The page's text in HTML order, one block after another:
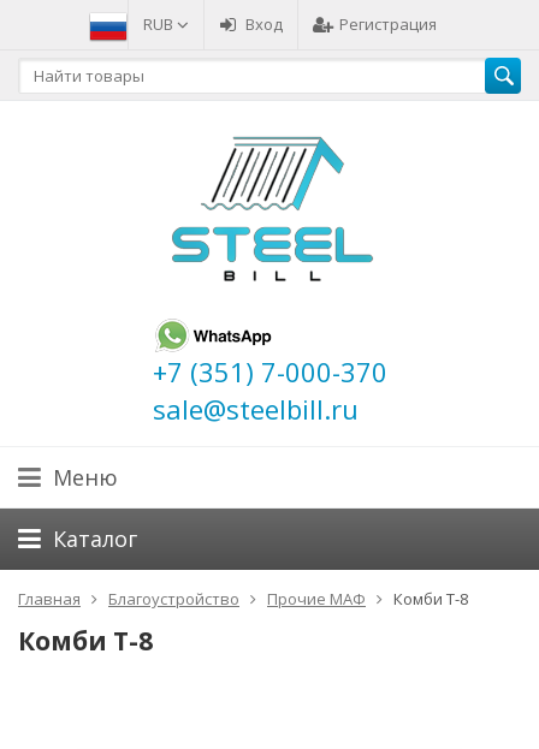
RUB Вход Регистрация
+7 (351) 7-000-370
sale@steelbill.ru
Меню
Каталог
Главная Благоустройство Прочие МАФ Комби Т-8
Комби Т-8